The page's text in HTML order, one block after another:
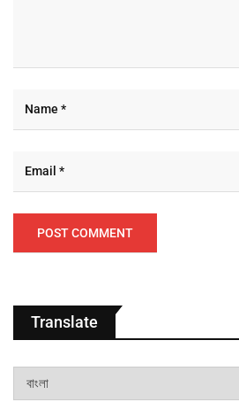
Translate